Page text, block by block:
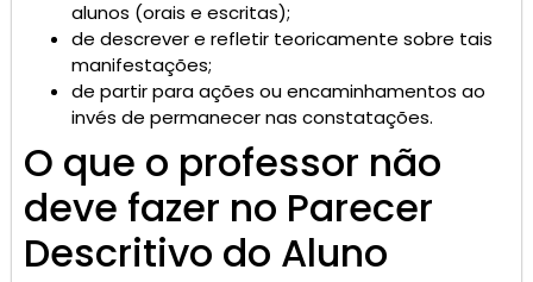
alunos (orais e escritas);
de descrever e refletir teoricamente sobre tais
manifestações;
de partir para ações ou encaminhamentos ao
invés de permanecer nas constatações.
O que o professor não
deve fazer no Parecer
Descritivo do Aluno